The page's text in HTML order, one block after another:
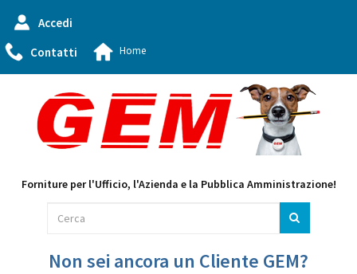
Accedi
Contatti
Home
Forniture per l'Ufficio, l'Azienda e la Pubblica Amministrazione!
Non sei ancora un Cliente GEM?